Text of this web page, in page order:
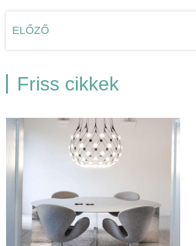
ELŐZŐ
Friss cikkek